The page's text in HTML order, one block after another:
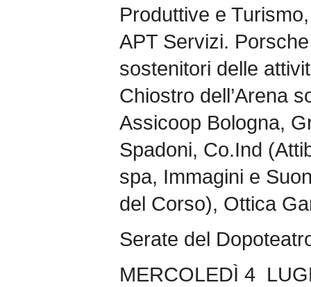
Produttive e
APT Servizi.
sostenitori delle
Chiostro dell’Arena
Assicoop Bologna,
Spadoni, Co.Ind
spa, Immagini e
del Corso), Ottica
Serate del
MERCOLEDÌ 4